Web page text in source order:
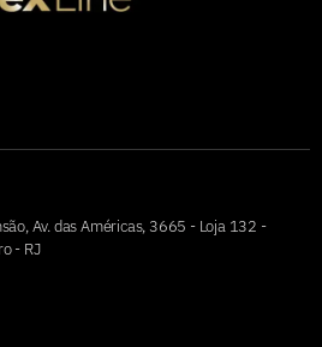
Av. das Américas, 3665 - Loja 132 -
- RJ